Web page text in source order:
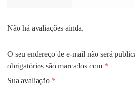
Não há avaliações ainda.
O seu endereço de e-mail não será
obrigatórios são marcados com *
Sua avaliação *